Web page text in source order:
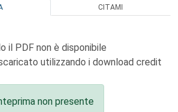
CITAMI
il PDF non è disponibile
utilizzando i download credit
non presente